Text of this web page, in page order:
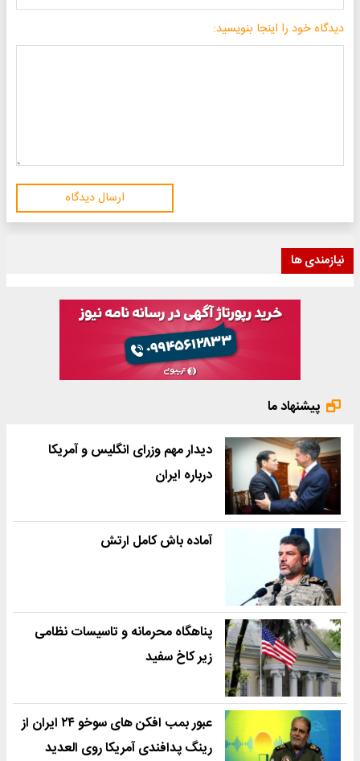
دیدگاه خود را اینجا بنویسید:
ارسال دیدگاه
نیازمندی ها
پیشنهاد ما
دیدار مهم وزرای انگلیس و آمریکا
درباره ایران
آماده باش کامل ارتش
پناهگاه محرمانه و تاسیسات نظامی
زیر کاخ سفید
عبور بمب افکن های سوخو ۲۴ ایران از
رینگ پدافندی آمریکا روی العدید